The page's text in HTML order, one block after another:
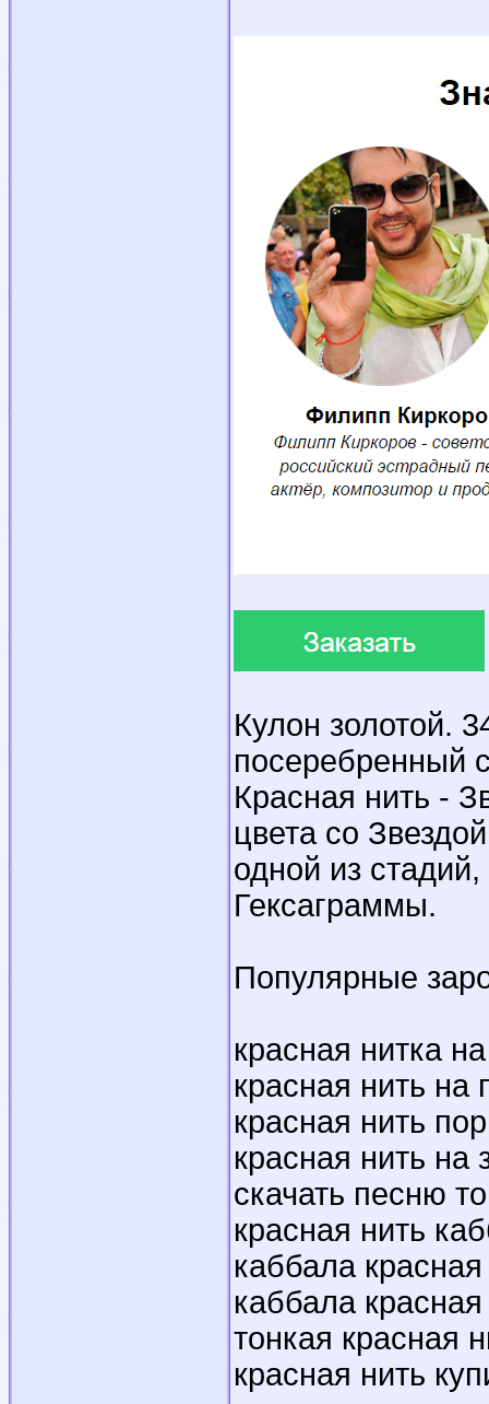
Кулон золотой.
посеребренный
Красная нить -
цвета со
одной из
Гексаграммы.
Популярные
красная нитка
красная нить на
красная нить
красная нить на
скачать песню
красная нить
каббала
каббала
тонкая красная
красная нить